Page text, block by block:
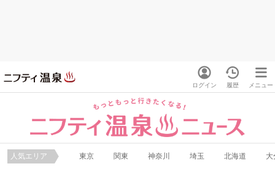
ログイン 履歴 メニュー
人気エリア 東京 関東 神奈川 埼玉 北海道 大